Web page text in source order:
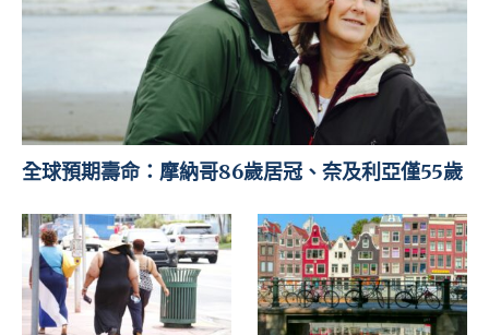
全球預期壽命：摩納哥86歲居冠、奈及利亞僅55歲